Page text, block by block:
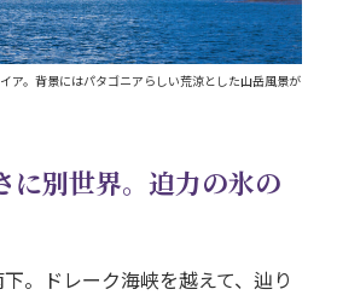
ア。背景にはパタゴニアらしい荒涼とした山岳風景が
に別世界。迫力の氷の
。ドレーク海峡を越えて、辿り